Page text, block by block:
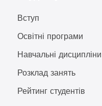
Вступ
Освітні програми
Навчальні дисципліни
Розклад занять
Рейтинг студентів